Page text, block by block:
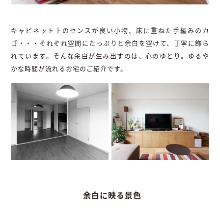
キャビネット上のセンスが良い小物、床に重ねた手編みのカ
ゴ・・・それぞれ空間にたっぷりと余白を空けて、丁寧に飾ら
れています。そんな余白が生み出すのは、心のゆとり。ゆるや
かな時間が流れるお宅のご紹介です。
余白に映る景色